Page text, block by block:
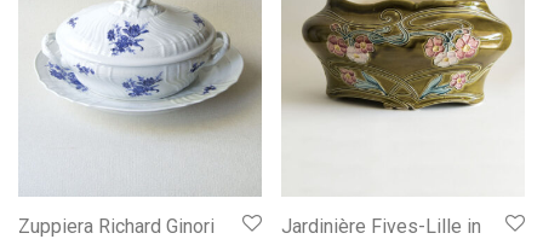
Zuppiera Richard Ginori
Jardinière Fives-Lille in